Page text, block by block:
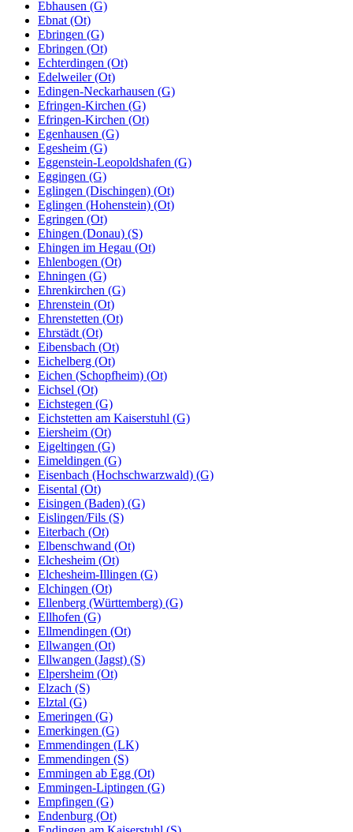
Ebhausen (G)
Ebnat (Ot)
Ebringen (G)
Ebringen (Ot)
Echterdingen (Ot)
Edelweiler (Ot)
Edingen-Neckarhausen (G)
Efringen-Kirchen (G)
Efringen-Kirchen (Ot)
Egenhausen (G)
Egesheim (G)
Eggenstein-Leopoldshafen (G)
Eggingen (G)
Eglingen (Dischingen) (Ot)
Eglingen (Hohenstein) (Ot)
Egringen (Ot)
Ehingen (Donau) (S)
Ehingen im Hegau (Ot)
Ehlenbogen (Ot)
Ehningen (G)
Ehrenkirchen (G)
Ehrenstein (Ot)
Ehrenstetten (Ot)
Ehrstädt (Ot)
Eibensbach (Ot)
Eichelberg (Ot)
Eichen (Schopfheim) (Ot)
Eichsel (Ot)
Eichstegen (G)
Eichstetten am Kaiserstuhl (G)
Eiersheim (Ot)
Eigeltingen (G)
Eimeldingen (G)
Eisenbach (Hochschwarzwald) (G)
Eisental (Ot)
Eisingen (Baden) (G)
Eislingen/Fils (S)
Eiterbach (Ot)
Elbenschwand (Ot)
Elchesheim (Ot)
Elchesheim-Illingen (G)
Elchingen (Ot)
Ellenberg (Württemberg) (G)
Ellhofen (G)
Ellmendingen (Ot)
Ellwangen (Ot)
Ellwangen (Jagst) (S)
Elpersheim (Ot)
Elzach (S)
Elztal (G)
Emeringen (G)
Emerkingen (G)
Emmendingen (LK)
Emmendingen (S)
Emmingen ab Egg (Ot)
Emmingen-Liptingen (G)
Empfingen (G)
Endenburg (Ot)